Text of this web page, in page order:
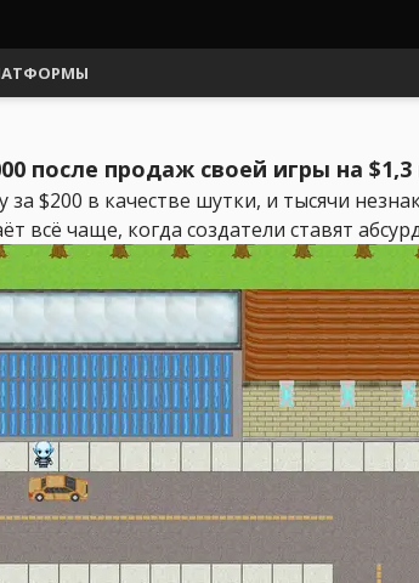
после продаж своей игры на
$200 в качестве шутки, и тысячи
всё чаще, когда создатели ставят